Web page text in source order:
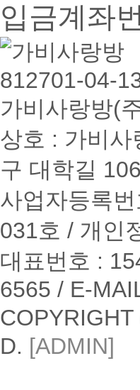
입금계좌
812701-04-
가비사랑방(
상호 : 가비
구 대학길
사업자등록
031호 / 개인
대표번호 :
6565 / E-
D. [ADMIN]